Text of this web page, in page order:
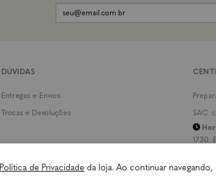
Política de Privacidade da loja. Ao continuar
DÚVIDAS
Entregas e Envios
Trocas e Devoluções
SAC:
17:30.